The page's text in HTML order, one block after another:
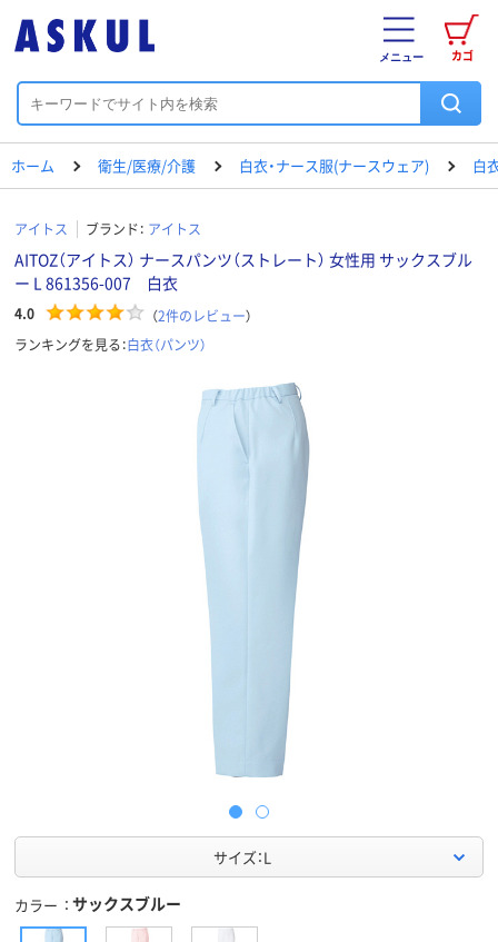
カゴ
メニュー
ホーム 衛生/医療/介護 白衣・ナース服(ナースウェア) 白
アイトス ブランド： アイトス
AITOZ（アイトス） ナースパンツ（ストレート） 女性用 サックスブル
ー L 861356-007 白衣
4.0 （2件のレビュー）
ランキングを見る：白衣（パンツ）
サイズ：L
カラー サックスブルー